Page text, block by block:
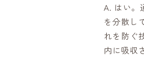
A. はい。
を分散し
れを防ぐ
内に吸収